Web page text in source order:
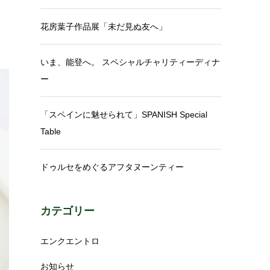
花房葉子作品展「未だ見ぬ友へ」
いま、能登へ。 スペシャルチャリティーディナ
ー
「スペインに魅せられて」SPANISH Special
Table
ドゥルセをめぐるアフタヌーンティー
カテゴリー
エンクエントロ
お知らせ